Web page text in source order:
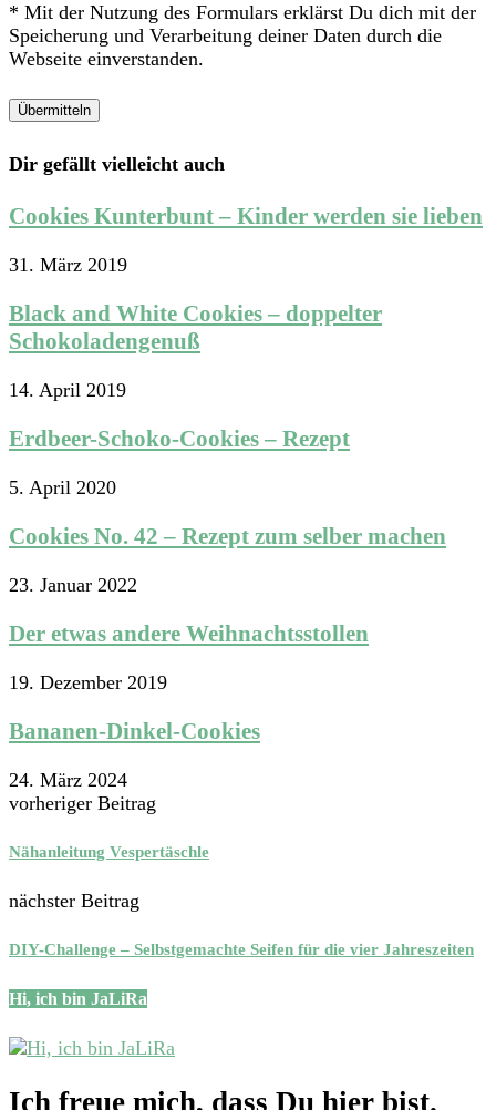
* Mit der Nutzung des Formulars erklärst Du dich mit der
Speicherung und Verarbeitung deiner Daten durch die
Webseite einverstanden.
Dir gefällt vielleicht auch
Cookies Kunterbunt – Kinder werden sie lieben
31. März 2019
Black and White Cookies – doppelter
Schokoladengenuß
14. April 2019
Erdbeer-Schoko-Cookies – Rezept
5. April 2020
Cookies No. 42 – Rezept zum selber machen
23. Januar 2022
Der etwas andere Weihnachtsstollen
19. Dezember 2019
Bananen-Dinkel-Cookies
24. März 2024
vorheriger Beitrag
Nähanleitung Vespertäschle
nächster Beitrag
DIY-Challenge – Selbstgemachte Seifen für die vier Jahreszeiten
Hi, ich bin JaLiRa
Ich freue mich, dass Du hier bist.